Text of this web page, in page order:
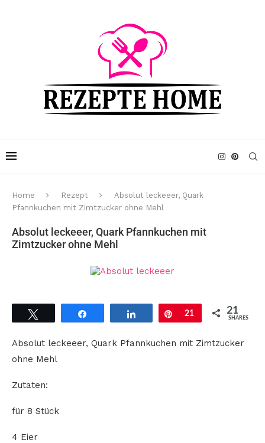
Home Rezept
Absolut leckeeer, Quark
Pfannkuchen mit Zimtzucker ohne Mehl
Absolut leckeeer, Quark Pfannkuchen mit
Zimtzucker ohne Mehl
Pin
21 21
SHARES
Absolut leckeeer, Quark Pfannkuchen mit Zimtzucker
ohne Mehl
Zutaten:
für 8 Stück
4 Eier